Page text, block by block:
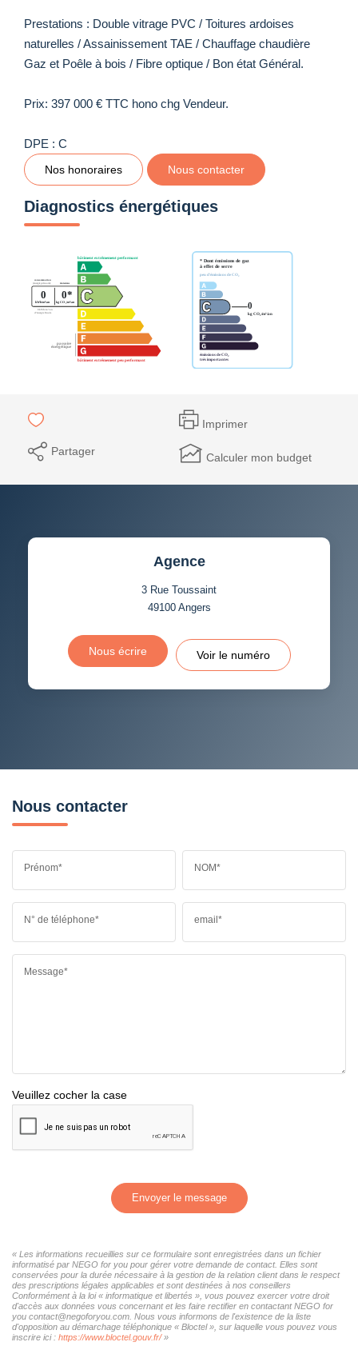
Prestations : Double vitrage PVC / Toitures ardoises
naturelles / Assainissement TAE / Chauffage chaudière
Gaz et Poêle à bois / Fibre optique / Bon état Général.
Prix: 397 000 € TTC hono chg Vendeur.
DPE : C
Nos honoraires Nous contacter
Diagnostics énergétiques
Imprimer
Partager Calculer mon budget
Agence
3 Rue Toussaint
49100 Angers
Nous écrire Voir le numéro
Nous contacter
Prénom* NOM*
N° de téléphone* email*
Message*
Veuillez cocher la case
Envoyer le message
« Les informations recueillies sur ce formulaire sont enregistrées dans un fichier
informatisé par NEGO for you pour gérer votre demande de contact. Elles sont
conservées pour la durée nécessaire à la gestion de la relation client dans le respect
des prescriptions légales applicables et sont destinées à nos conseillers
Conformément à la loi « informatique et libertés », vous pouvez exercer votre droit
d'accès aux données vous concernant et les faire rectifier en contactant NEGO for
you contact@negoforyou.com. Nous vous informons de l'existence de la liste
d'opposition au démarchage téléphonique « Bloctel », sur laquelle vous pouvez vous
inscrire ici : https://www.bloctel.gouv.fr/»